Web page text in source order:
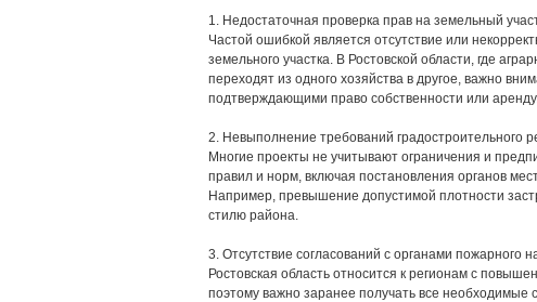
1. Недостаточная проверка прав на земельный
Частой ошибкой является отсутствие или
земельного участка. В Ростовской области, где
переходят из одного хозяйства в другое, важно
подтверждающими право собственности или
2. Невыполнение требований градостроительного
Многие проекты не учитывают ограничения и
правил и норм, включая постановления органов
Например, превышение допустимой плотности
стилю района.
3. Отсутствие согласований с органами пожарного
Ростовская область относится к регионам с
поэтому важно заранее получать все необходимые